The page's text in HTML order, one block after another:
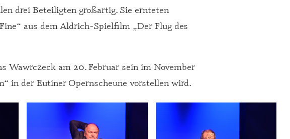
drei Beteiligten großartig. Sie ernteten
aus dem Aldrich-Spielfilm „Der Flug des
Wawrczeck am 20. Februar sein im November
in der Eutiner Opernscheune vorstellen wird.